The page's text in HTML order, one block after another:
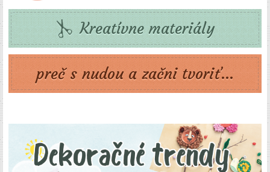
Kreatívne materiály
preč s nudou a začni tvoriť...